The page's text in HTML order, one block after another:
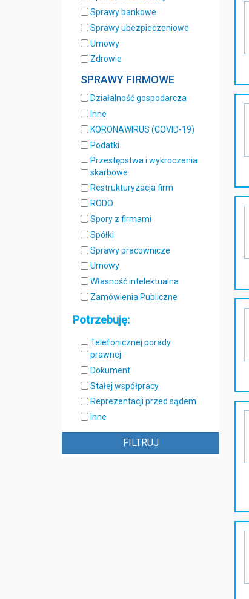
Sprawy bankowe
Sprawy ubezpieczeniowe
Umowy
Zdrowie
SPRAWY FIRMOWE
Działalność gospodarcza
Inne
KORONAWIRUS (COVID-19)
Podatki
Przestępstwa i wykroczenia
skarbowe
Restrukturyzacja firm
RODO
Spory z firmami
Spółki
Sprawy pracownicze
Umowy
Własność intelektualna
Zamówienia Publiczne
Potrzebuję:
Telefonicznej porady
prawnej
Dokument
Stałej współpracy
Reprezentacji przed sądem
Inne
FILTRUJ